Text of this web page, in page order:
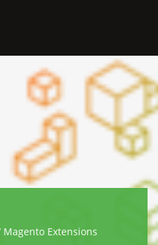
Magento Extensions